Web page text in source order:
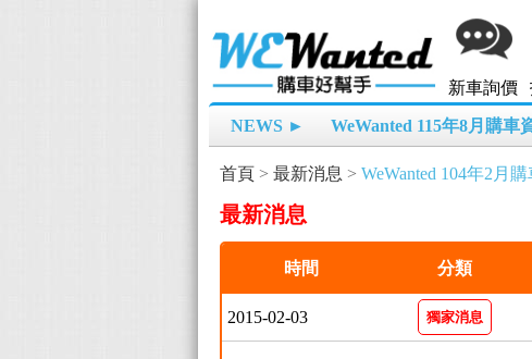
新車詢價
NEWS ► WeWanted 115年8月購車
首頁 > 最新消息 > WeWanted 104年2月
最新消息
時間 分類
2015-02-03 獨家消息